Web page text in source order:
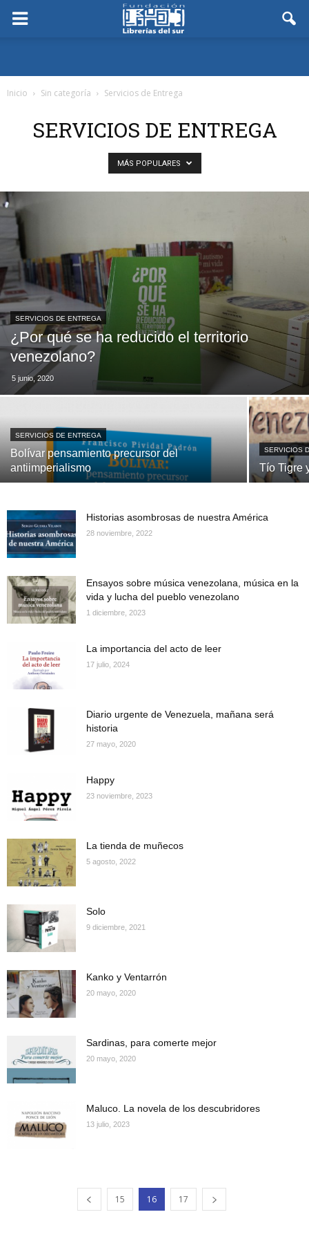
Inicio Sin categoría Servicios de Entrega
SERVICIOS DE ENTREGA
MÁS POPULARES
SERVICIOS DE ENTREGA
¿Por qué se ha reducido el territorio
venezolano?
5 junio, 2020
SERVICIOS DE ENTREGA
Bolívar pensamiento precursor del
antiimperialismo
SERVICIOS
Tío Tigre
Historias asombrosas de nuestra América
28 noviembre, 2022
Ensayos sobre música venezolana, música en la
vida y lucha del pueblo venezolano
1 diciembre, 2023
La importancia del acto de leer
17 julio, 2024
Diario urgente de Venezuela, mañana será
historia
27 mayo, 2020
Happy
23 noviembre, 2023
La tienda de muñecos
5 agosto, 2022
Solo
9 diciembre, 2021
Kanko y Ventarrón
20 mayo, 2020
Sardinas, para comerte mejor
20 mayo, 2020
Maluco. La novela de los descubridores
13 julio, 2023
15 16 17